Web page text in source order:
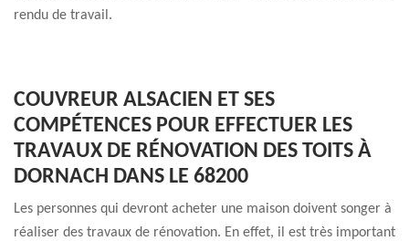
rendu de travail.
COUVREUR ALSACIEN ET SES
COMPÉTENCES POUR EFFECTUER LES
TRAVAUX DE RÉNOVATION DES TOITS À
DORNACH DANS LE 68200
Les personnes qui devront acheter une maison doivent songer à
réaliser des travaux de rénovation. En effet, il est très important